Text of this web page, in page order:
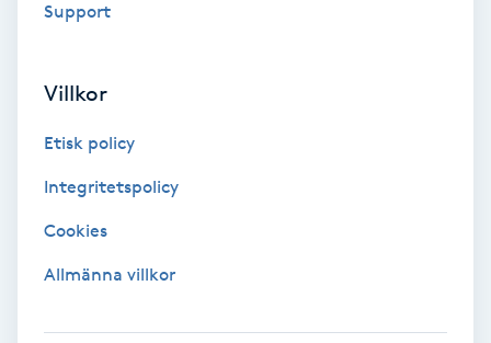
Damklippning
Diamantslipning
Enzympeeling
Extensions
Support
Villkor
Etisk policy
Integritetspolicy
Cookies
Allmänna villkor